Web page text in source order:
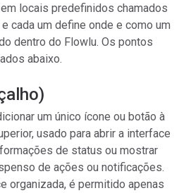
locais predefinidos chamados
cada um define onde e como um
dentro do Flowlu. Os pontos
abaixo.
um único ícone ou botão à
usado para abrir a interface
de status ou mostrar
de ações ou notificações.
organizada, é permitido apenas